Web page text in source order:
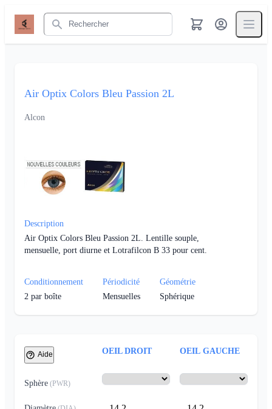
Rechercher
Air Optix Colors Bleu Passion 2L
Alcon
Description
Air Optix Colors Bleu Passion 2L. Lentille souple,
mensuelle, port diurne et Lotrafilcon B 33 pour cent.
Conditionnement
2 par boîte
Périodicité
Mensuelles
Géométrie
Sphérique
Aide OEIL DROIT OEIL GAUCHE
Sphère (PWR)